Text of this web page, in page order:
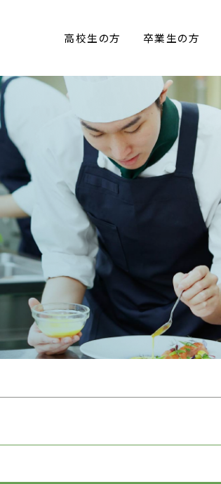
高校生の方 卒業生の方